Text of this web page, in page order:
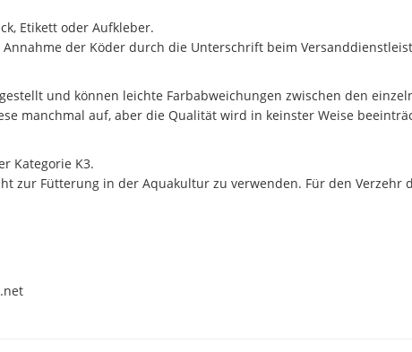
Etikett oder Aufkleber.
der Köder durch die Unterschrift beim
und können leichte Farbabweichungen zwischen den
manchmal auf, aber die Qualität wird in keinster Weise
Kategorie K3.
zur Fütterung in der Aquakultur zu verwenden. Für den Verzehr